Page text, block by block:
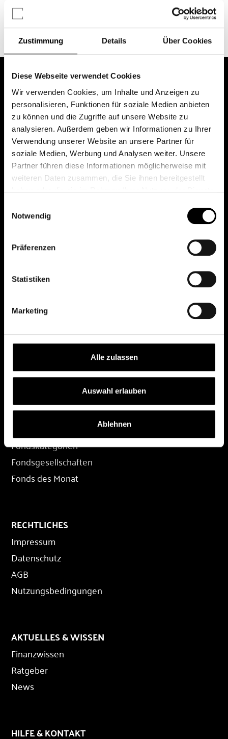
Zustimmung Details Über Cookies
Diese Webseite verwendet Cookies
Wir verwenden Cookies, um Inhalte und Anzeigen zu
personalisieren, Funktionen für soziale Medien anbieten
zu können und die Zugriffe auf unsere Website zu
analysieren. Außerdem geben wir Informationen zu Ihrer
Verwendung unserer Website an unsere Partner für
soziale Medien, Werbung und Analysen weiter. Unsere
Partner führen diese Informationen möglicherweise mit
weiteren Daten zusammen, die Sie ihnen bereitgestellt
Notwendig
Präferenzen
Statistiken
Marketing
Alle zulassen
Auswahl erlauben
Ablehnen
Chancen & Risiken
Das erste Depot in Österreich mit 0€ Kontoführung,
0€ Ausgabeaufschlag und 0€ Depotgebühren bei
knapp 2000 Fonds und 0€ Orderspesen.
All rights reserved.
Depot eröffnen
Depot übertragen
Konditionen
FONDS
Fondskategorien
Fondsgesellschaften
Fonds des Monat
RECHTLICHES
Impressum
Datenschutz
AGB
Nutzungsbedingungen
AKTUELLES & WISSEN
Finanzwissen
Ratgeber
News
HILFE & KONTAKT